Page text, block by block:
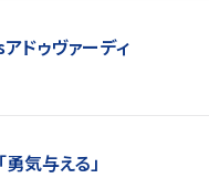
ドゥヴァーディ
気与える」